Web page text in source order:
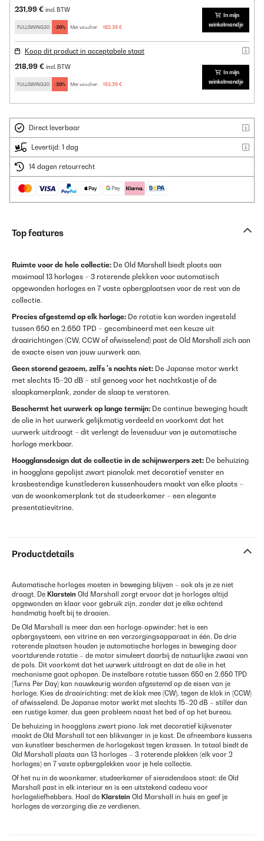
231,99 € incl. BTW
FULLSWING30 -30% Met voucher: 162,39 €
In mijn
winkelmandje
Koop dit product in acceptabele staat
218,99 € incl. BTW
FULLSWING30 -30% Met voucher: 153,29 €
In mijn
winkelmandje
Direct leverbaar
Levertijd: 1 dag
14 dagen retourrecht
Top features
Ruimte voor de hele collectie: De Old Marshall biedt plaats aan
maximaal 13 horloges – 3 roterende plekken voor automatisch
opgewonden horloges en 7 vaste opbergplaatsen voor de rest van de
collectie.
Precies afgestemd op elk horloge: De rotatie kan worden ingesteld
tussen 650 en 2.650 TPD – gecombineerd met een keuze uit
draairichtingen (CW, CCW of afwisselend) past de Old Marshall zich aan
de exacte eisen van jouw uurwerk aan.
Geen storend gezoem, zelfs 's nachts niet: De Japanse motor werkt
met slechts 15–20 dB – stil genoeg voor het nachtkastje of de
slaapkamerplank, zonder de slaap te verstoren.
Beschermt het uurwerk op lange termijn: De continue beweging houdt
de olie in het uurwerk gelijkmatig verdeeld en voorkomt dat het
uurwerk uitdroogt – dit verlengt de levensduur van je automatische
horloge merkbaar.
Hoogglansdesign dat de collectie in de schijnwerpers zet: De behuizing
in hoogglans gepolijst zwart pianolak met decoratief venster en
krasbestendige kunstlederen kussenhouders maakt van elke plaats –
van de woonkamerplank tot de studeerkamer – een elegante
presentatievitrine.
Productdetails
Automatische horloges moeten in beweging blijven – ook als je ze niet
draagt. De Klarstein Old Marshall zorgt ervoor dat je horloges altijd
opgewonden en klaar voor gebruik zijn, zonder dat je elke ochtend
handmatig hoeft bij te draaien.
De Old Marshall is meer dan een horloge-opwinder: het is een
opbergsysteem, een vitrine en een verzorgingsapparaat in één. De drie
roterende plaatsen houden je automatische horloges in beweging door
voortdurende rotatie – de motor simuleert daarbij de natuurlijke zwaai van
de pols. Dit voorkomt dat het uurwerk uitdroogt en dat de olie in het
mechanisme gaat ophopen. De instelbare rotatie tussen 650 en 2.650 TPD
(Turns Per Day) kan nauwkeurig worden afgestemd op de eisen van je
horloge. Kies de draairichting: met de klok mee (CW), tegen de klok in (CCW)
of afwisselend. De Japanse motor werkt met slechts 15–20 dB – stiller dan
een rustige kamer, dus geen probleem naast het bed of op het bureau.
De behuizing in hoogglans zwart piano-lak met decoratief kijkvenster
maakt de Old Marshall tot een blikvanger in je kast. De afneembare kussens
van kunstleer beschermen de horlogekast tegen krassen. In totaal biedt de
Old Marshall plaats aan 13 horloges – 3 roterende plekken (elk voor 2
horloges) en 7 vaste opbergplekken voor je hele collectie.
Of het nu in de woonkamer, studeerkamer of sieradendoos staat: de Old
Marshall past in elk interieur en is een uitstekend cadeau voor
horlogeliefhebbers. Haal de Klarstein Old Marshall in huis en geef je
horloges de verzorging die ze verdienen.